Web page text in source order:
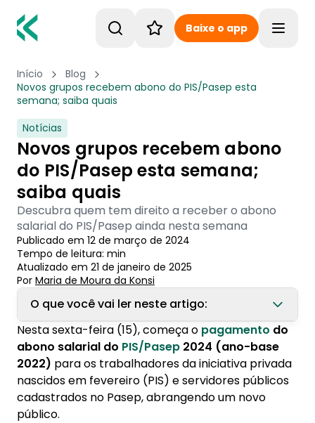
Baixe o app
Início
Blog
Novos grupos recebem abono do PIS/Pasep esta
semana; saiba quais
Notícias
Novos grupos recebem abono
do PIS/Pasep esta semana;
saiba quais
Descubra quem tem direito a receber o abono
salarial do PIS/Pasep ainda nesta semana
Publicado em 12 de março de 2024
Tempo de leitura: min
Atualizado em 21 de janeiro de 2025
Por Maria de Moura da Konsi
O que você vai ler neste artigo:
1. Quem recebe o abono do PIS/Pasep nesta
semana?
2. Como consultar se tem direito?
Nesta sexta-feira (15), começa o pagamento do
abono salarial do PIS/Pasep 2024 (ano-base
2022) para os trabalhadores da iniciativa privada
nascidos em fevereiro (PIS) e servidores públicos
cadastrados no Pasep, abrangendo um novo
público.